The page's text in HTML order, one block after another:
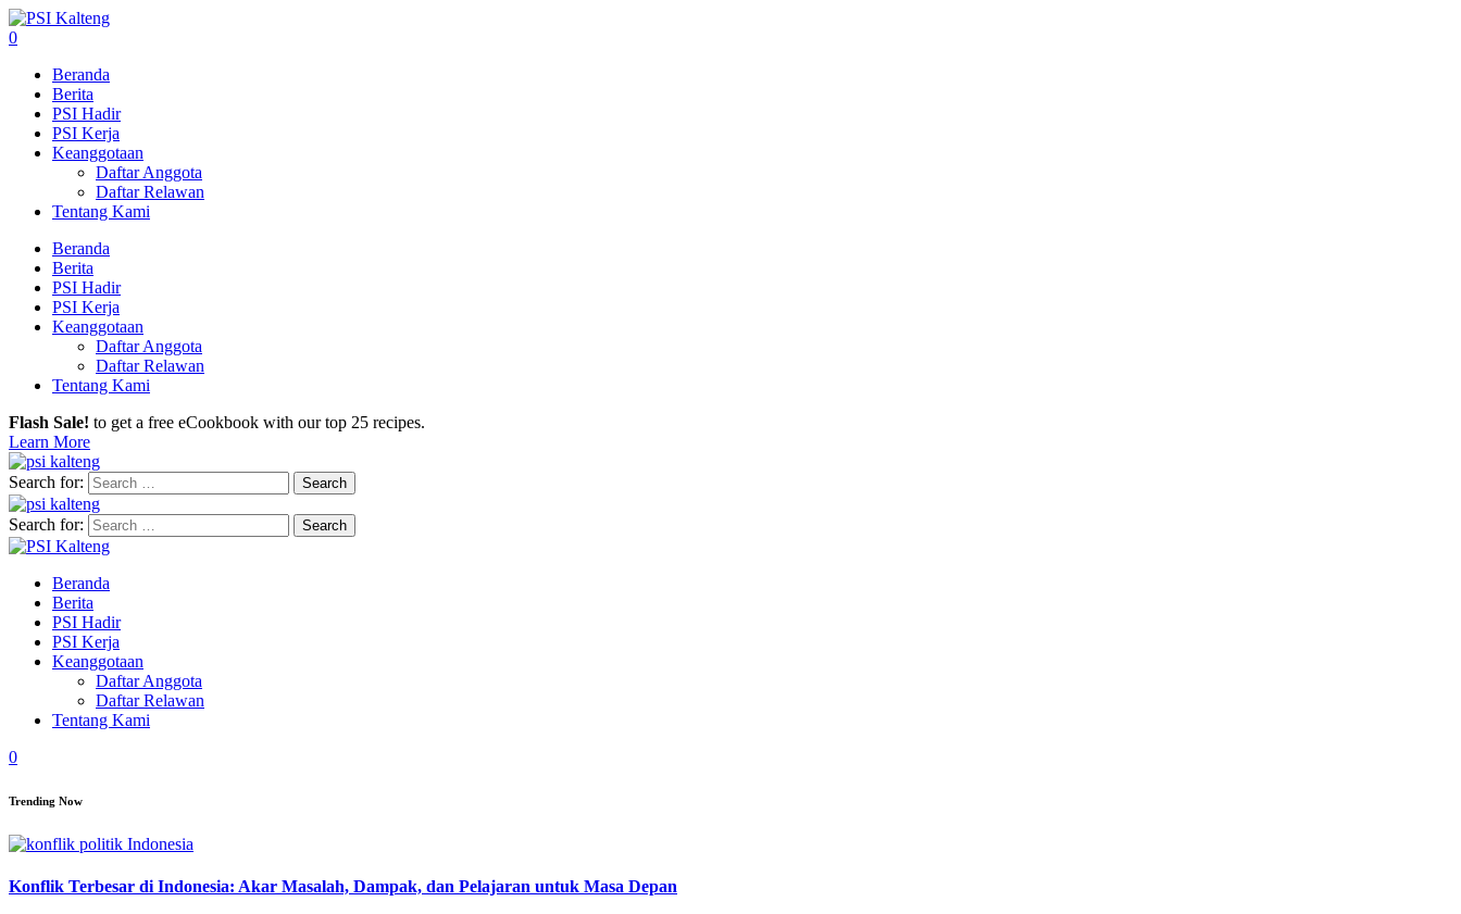
0
Beranda
Berita
PSI Hadir
PSI Kerja
Keanggotaan
Daftar Anggota
Daftar Relawan
Tentang Kami
Beranda
Berita
PSI Hadir
PSI Kerja
Keanggotaan
Daftar Anggota
Daftar Relawan
Tentang Kami
Flash Sale! to get a free eCookbook with our top 25 recipes.
Learn More
Search for:
Search for:
Beranda
Berita
PSI Hadir
PSI Kerja
Keanggotaan
Daftar Anggota
Daftar Relawan
Tentang Kami
0
Trending Now
Konflik Terbesar di Indonesia: Akar Masalah, Dampak, dan Pelajaran untuk Masa Depan